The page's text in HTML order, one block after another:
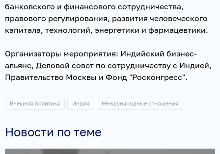
банковского и финансового сотрудничества,
правового регулирования, развития человеческого
капитала, технологий, энергетики и фармацевтики.
Организаторы мероприятия: Индийский бизнес-
альянс, Деловой совет по сотрудничеству с Индией,
Правительство Москвы и Фонд "Росконгресс".
Внешняя политика Индия Международные отношения
Новости по теме